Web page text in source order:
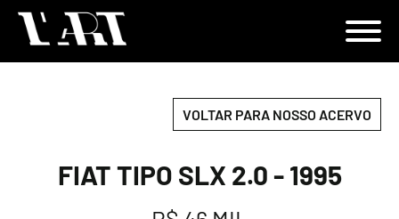
VOLTAR PARA NOSSO ACERVO
FIAT TIPO SLX 2.0 - 1995